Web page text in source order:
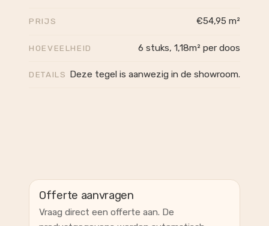
PRIJS €54,95 m²
HOEVEELHEID 6 stuks, 1,18m² per doos
DETAILS Deze tegel is aanwezig in de showroom.
Offerte aanvragen
Vraag direct een offerte aan. De